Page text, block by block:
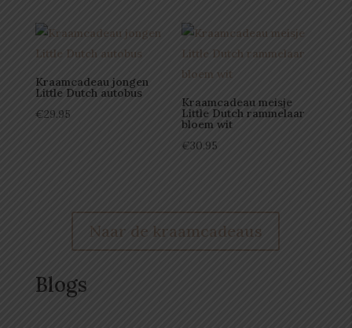
Kraamcadeau jongen
Little Dutch autobus
€29.95
Kraamcadeau meisje
Little Dutch rammelaar
bloem wit
€30.95
Naar de kraamcadeaus
Blogs